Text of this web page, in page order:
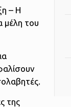
– Η
μέλη του
της